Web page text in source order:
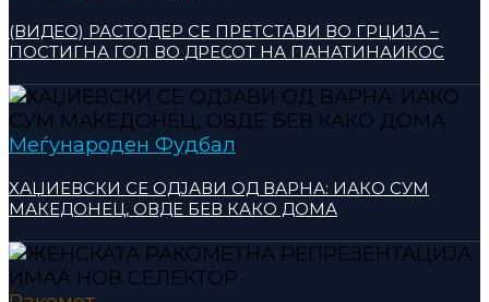
(ВИДЕО) РАСТОДЕР СЕ ПРЕТСТАВИ ВО ГРЦИЈА –
ПОСТИГНА ГОЛ ВО ДРЕСОТ НА ПАНАТИНАИКОС
Меѓународен Фудбал
ХАЏИЕВСКИ СЕ ОДЈАВИ ОД ВАРНА: ИАКО СУМ
МАКЕДОНЕЦ, ОВДЕ БЕВ КАКО ДОМА